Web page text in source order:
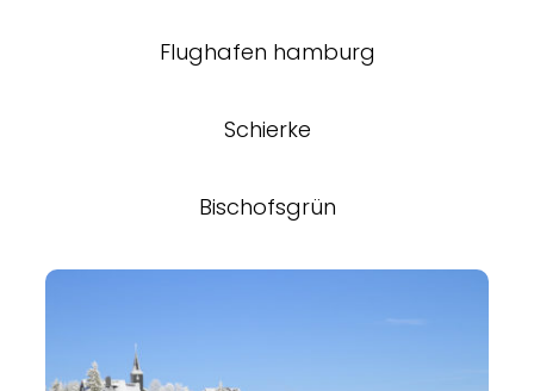
Flughafen hamburg
Schierke
Bischofsgrün